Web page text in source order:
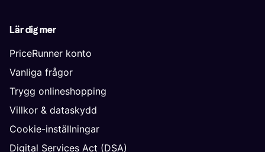
Lär dig mer
PriceRunner konto
Vanliga frågor
Trygg onlineshopping
Villkor & dataskydd
Cookie-inställningar
Digital Services Act (DSA)